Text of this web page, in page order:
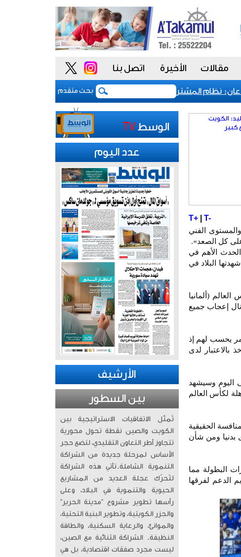
مقالات الأخيرة اتصل بنا
بحث متقدم
نظام المشتريات يمنح الحكومة السعودية أدوات أكثر مرونة
T+| T-
الفني
الأهم في
البلاد في
إلى 29 الشهر والمؤهلة لكأس العالم (ألمانيا
نال إعجاب جميع
يحسب لهم إذ
بالاعتبار لدى
اليوم وسيشهد
لكأس العالم
الحقيقية
بدنيا ومن شأن
البطولة مما
الدعم لفرقها
عدد اليوم
الأرشيف
بين السطور
تُمثّل الاتفاقيات الاستراتيجية بين
الكويت والصين نقطة تحول محورية
تتجاوز أطر التعاون التقليدي، لتضع حجر
الأساس لمرحلة جديدة من الشراكة
التنموية الشاملة. ​تأتي هذه الشراكة
لتُحرّك عجلة العديد من المشاريع
الحيوية والتنموية في البلاد، وعلى
رأسها تطوير مشروع “مدينة الحرير”
والجزر الكويتية، وتطوير البنية التحتية،
والموانئ، والرعاية السكنية، والطاقة
النظيفة. الشراكة الثنائية مع الصين،
ليست مجرد صفقات اقتصادية، بل هي